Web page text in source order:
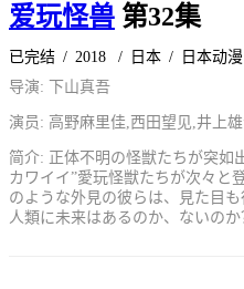
爱玩怪兽 第32集
已完结 / 2018 / 日本 /
日本动漫
导演: 下山真吾
演员: 高野麻里佳,西田望见,井上
简介: 正体不明の怪獣たちが突如
カワイイ”愛玩怪獣たちが次々と
のような外見の彼らは、見た目
人類に未来はあるのか、ないのか